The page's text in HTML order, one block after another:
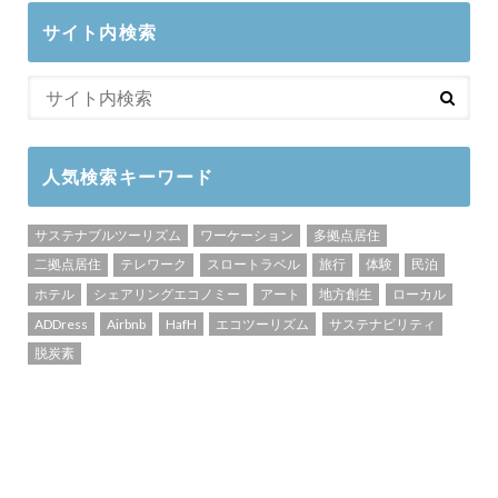
サイト内検索
人気検索キーワード
サステナブルツーリズム ワーケーション
多拠点居住
二拠点居住
テレワーク スロートラベル 旅行 体験
民泊
ホテル
シェアリングエコノミー アート 地方創生
ローカル
ADDress
Airbnb HafH エコツーリズム
サステナビリティ
脱炭素